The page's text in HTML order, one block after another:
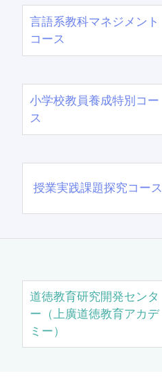
言語系教科マネジメント
コース
小学校教員養成特別コー
ス
授業実践課題探究コース
道徳教育研究開発センタ
ー（上廣道徳教育アカデ
ミー）